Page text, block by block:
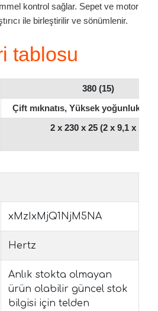
kontrol sağlar. Sepet ve motor
ile birleştirilir ve sönümlenir.
tablosu
380 (15)
Çift mıknatıs, Yüksek yoğunluklu
2 x 230 x 25 (2 x 9,1 x 1)
xMzIxMjQ1NjM5NA
Hertz
Anlık stokta olmayan
ürün olabilir güncel stok
bilgisi için telden